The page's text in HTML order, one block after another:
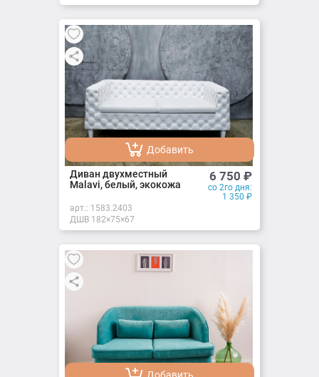
Добавить
Добавлено
Диван двухместный
Malavi, белый, экокожа
6 750 ₽
со 2го дня:
1 350 ₽
арт.: 1583.2403
ДШВ 182×75×67